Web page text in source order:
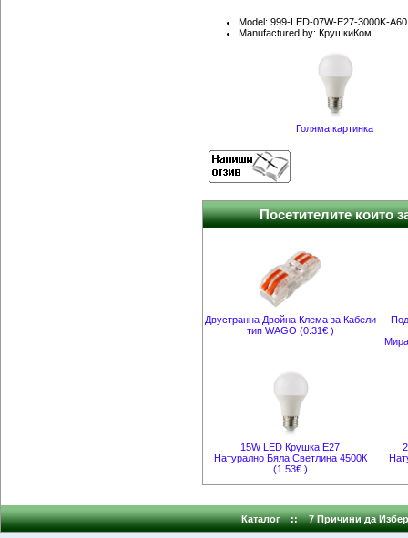
Model: 999-LED-07W-E27-3000K-A60
Manufactured by: КрушкиКом
Голяма картинка
Посетителите които
Двустранна Двойна Клема за Кабели
тип WAGO (0.31€ )
15W LED Крушка E27
Натурално Бяла Светлина 4500К
(1.53€ )
Каталог :: 7 Причини да